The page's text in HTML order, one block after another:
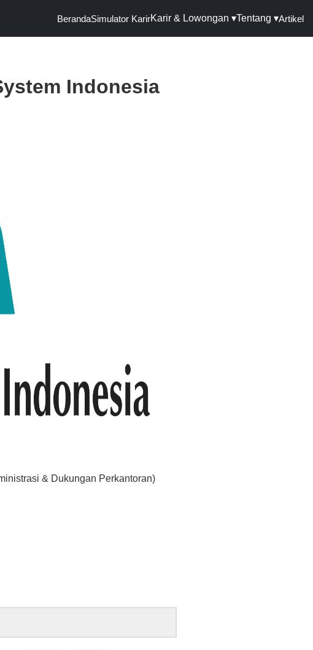
BerandaSimulator KarirKarir & Lowongan ▾Tentang ▾Artikel
Indonesia
& Dukungan Perkantoran)